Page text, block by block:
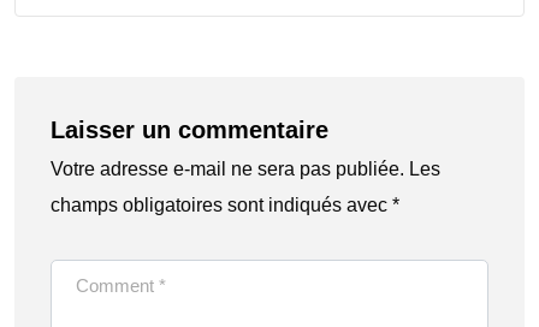
Laisser un commentaire
Votre adresse e-mail ne sera pas publiée. Les
champs obligatoires sont indiqués avec *